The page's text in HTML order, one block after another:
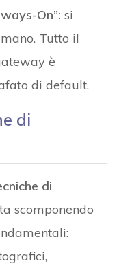
On”: si
Tutto il
è
di default.
di
di
scomponendo